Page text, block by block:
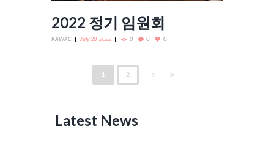
2022 정기 임원회
KAWAC July 28, 2022 0 0 0
1 2
Latest News